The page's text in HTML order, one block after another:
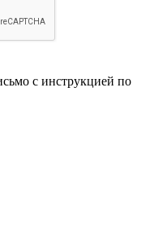
с инструкцией по